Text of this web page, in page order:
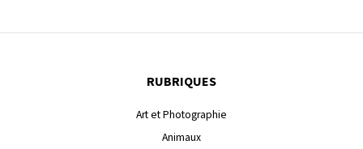
RUBRIQUES
Art et Photographie
Animaux